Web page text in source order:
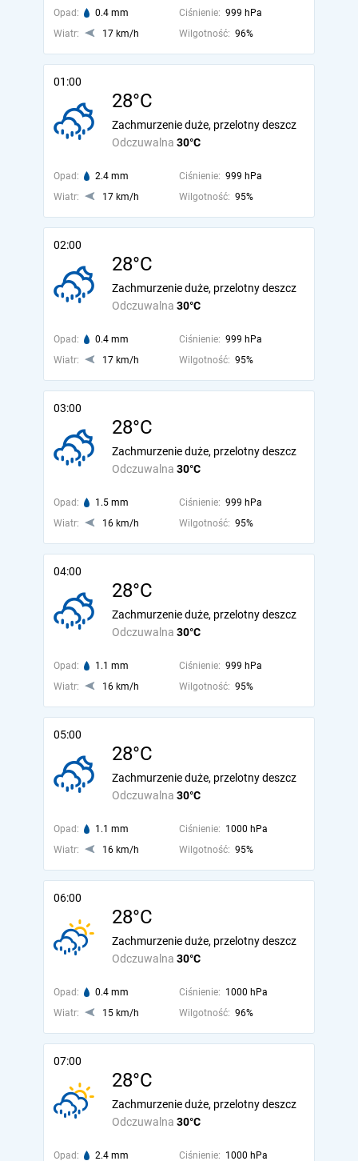
Opad: 0.4 mm Ciśnienie: 999 hPa
Wiatr:
17 km/h Wilgotność: 96%
01:00
28°C
Odczuwalna 30°C
Zachmurzenie duże, przelotny deszcz
Opad: 2.4 mm Ciśnienie: 999 hPa
Wiatr:
17 km/h Wilgotność: 95%
02:00
28°C
Odczuwalna 30°C
Zachmurzenie duże, przelotny deszcz
Opad: 0.4 mm Ciśnienie: 999 hPa
Wiatr:
17 km/h Wilgotność: 95%
03:00
28°C
Odczuwalna 30°C
Zachmurzenie duże, przelotny deszcz
Opad: 1.5 mm Ciśnienie: 999 hPa
Wiatr:
16 km/h Wilgotność: 95%
04:00
28°C
Odczuwalna 30°C
Zachmurzenie duże, przelotny deszcz
Opad: 1.1 mm Ciśnienie: 999 hPa
Wiatr:
16 km/h Wilgotność: 95%
05:00
28°C
Odczuwalna 30°C
Zachmurzenie duże, przelotny deszcz
Opad: 1.1 mm Ciśnienie: 1000 hPa
Wiatr:
16 km/h Wilgotność: 95%
06:00
28°C
Odczuwalna 30°C
Zachmurzenie duże, przelotny deszcz
Opad: 0.4 mm Ciśnienie: 1000 hPa
Wiatr:
15 km/h Wilgotność: 96%
07:00
28°C
Odczuwalna 30°C
Zachmurzenie duże, przelotny deszcz
Opad: 2.4 mm Ciśnienie: 1000 hPa